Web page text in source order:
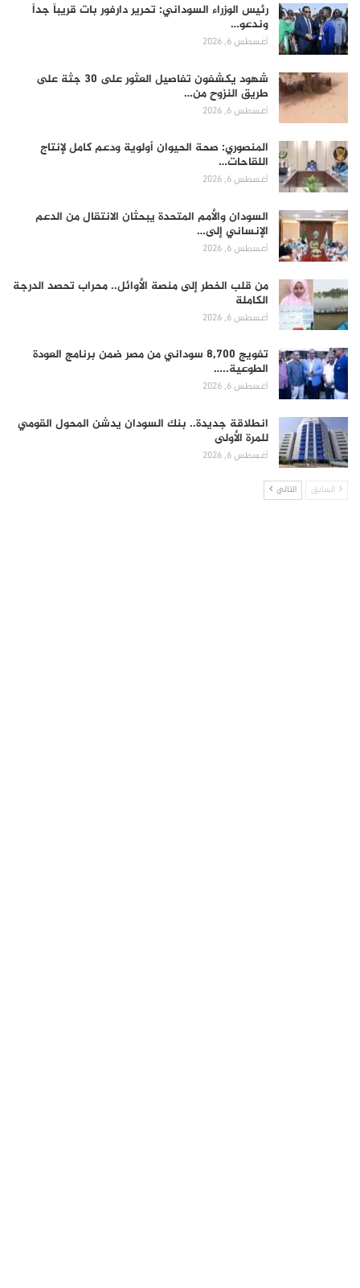
رئيس الوزراء السوداني: تحرير دارفور بات قريباً جداً
وندعو…
أغسطس 6, 2026
شهود يكشفون تفاصيل العثور على 30 جثة على
طريق النزوح من…
أغسطس 6, 2026
المنصوري: صحة الحيوان أولوية ودعم كامل لإنتاج
اللقاحات…
أغسطس 6, 2026
السودان والأمم المتحدة يبحثان الانتقال من الدعم
الإنساني إلى…
أغسطس 6, 2026
من قلب الخطر إلى منصة الأوائل.. محراب تحصد الدرجة
الكاملة
أغسطس 6, 2026
تفويج 8,700 سوداني من مصر ضمن برنامج العودة
الطوعية..…
أغسطس 6, 2026
انطلاقة جديدة.. بنك السودان يدشن المحول القومي
للمرة الأولى
أغسطس 6, 2026
السابق التالي